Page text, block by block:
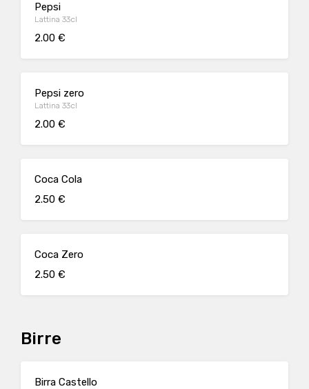
Pepsi
Lattina 33cl
2.00 €
Pepsi zero
Lattina 33cl
2.00 €
Coca Cola
2.50 €
Coca Zero
2.50 €
Birre
Birra Castello